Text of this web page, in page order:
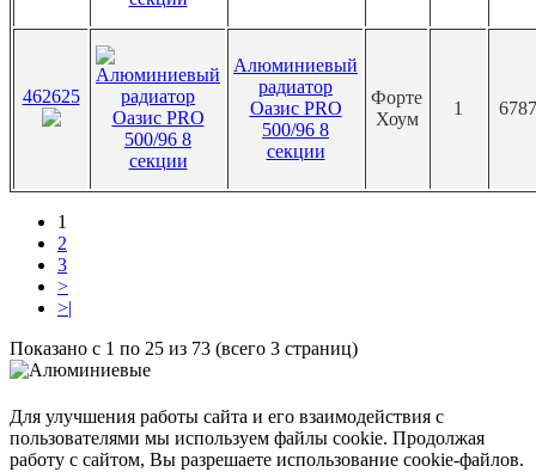
462625
Алюминиевый
радиатор
Оазис PRO
500/96 8
секции
Форте
Хоум
1
1
2
3
>
>|
Показано с 1 по 25 из 73 (всего 3 страниц)
Для улучшения работы сайта и его взаимодействия с
пользователями мы используем файлы cookie. Продолжая
работу с сайтом, Вы разрешаете использование cookie-файлов.